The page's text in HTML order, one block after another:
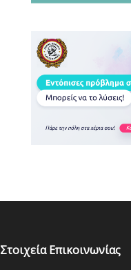
Στοιχεία Επικοινωνίας